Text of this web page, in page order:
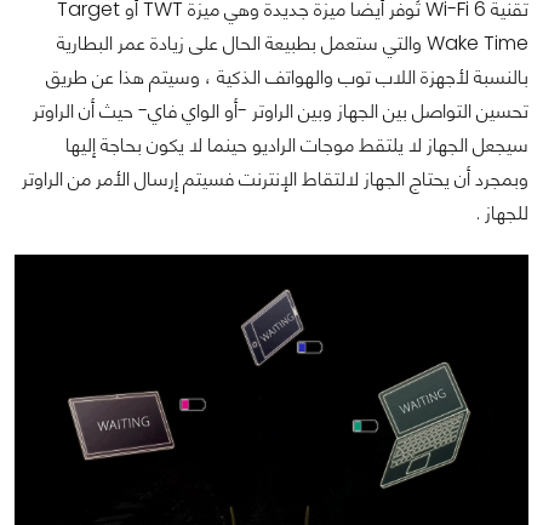
تقنية Wi-Fi 6 تُوفر أيضاً ميزة جديدة وهي ميزة TWT أو Target
Wake Time والتي ستعمل بطبيعة الحال على زيادة عمر البطارية
بالنسبة لأجهزة اللاب توب والهواتف الذكية ، وسيتم هذا عن طريق
تحسين التواصل بين الجهاز وبين الراوتر -أو الواي فاي- حيث أن الراوتر
سيجعل الجهاز لا يلتقط موجات الراديو حينما لا يكون بحاجة إليها
وبمجرد أن يحتاج الجهاز لالتقاط الإنترنت فسيتم إرسال الأمر من الراوتر
للجهاز .